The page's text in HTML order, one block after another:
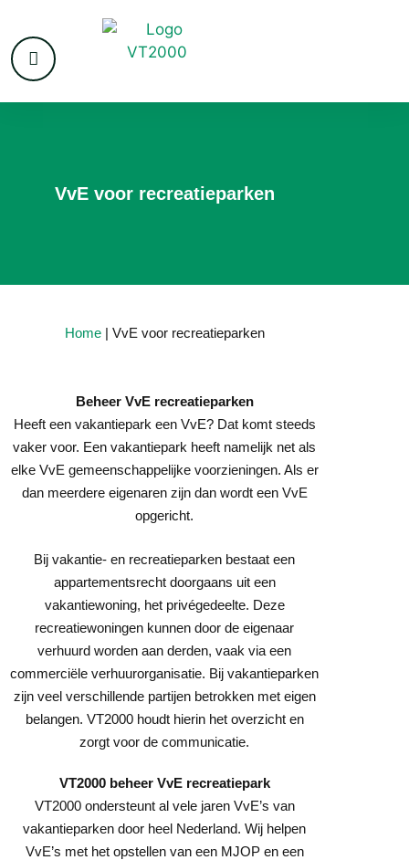
VvE voor recreatieparken
Home| VvE voor recreatieparken
Beheer VvE recreatieparken
Heeft een vakantiepark een VvE? Dat komt steeds
vaker voor. Een vakantiepark heeft namelijk net als
elke VvE gemeenschappelijke voorzieningen. Als er
dan meerdere eigenaren zijn dan wordt een VvE
opgericht.
Bij vakantie- en recreatieparken bestaat een
appartementsrecht doorgaans uit een
vakantiewoning, het privégedeelte. Deze
recreatiewoningen kunnen door de eigenaar
verhuurd worden aan derden, vaak via een
commerciële verhuurorganisatie. Bij vakantieparken
zijn veel verschillende partijen betrokken met eigen
belangen. VT2000 houdt hierin het overzicht en
zorgt voor de communicatie.
VT2000 beheer VvE recreatiepark
VT2000 ondersteunt al vele jaren VvE’s van
vakantieparken door heel Nederland. Wij helpen
VvE’s met het opstellen van een MJOP en een